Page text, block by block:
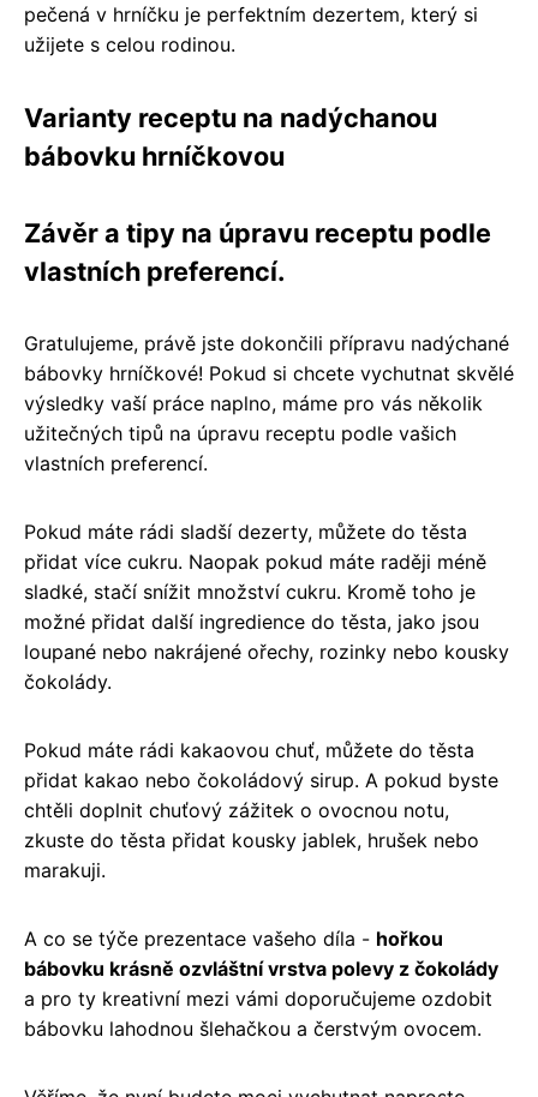
pečená v hrníčku je perfektním dezertem, který si
užijete s celou rodinou.
Varianty receptu na nadýchanou
bábovku hrníčkovou
Závěr a tipy na úpravu receptu podle
vlastních preferencí.
Gratulujeme, právě jste dokončili přípravu nadýchané
bábovky hrníčkové! Pokud si chcete vychutnat skvělé
výsledky vaší práce naplno, máme pro vás několik
užitečných tipů na úpravu receptu podle vašich
vlastních preferencí.
Pokud máte rádi sladší dezerty, můžete do těsta
přidat více cukru. Naopak pokud máte raději méně
sladké, stačí snížit množství cukru. Kromě toho je
možné přidat další ingredience do těsta, jako jsou
loupané nebo nakrájené ořechy, rozinky nebo kousky
čokolády.
Pokud máte rádi kakaovou chuť, můžete do těsta
přidat kakao nebo čokoládový sirup. A pokud byste
chtěli doplnit chuťový zážitek o ovocnou notu,
zkuste do těsta přidat kousky jablek, hrušek nebo
marakuji.
A co se týče prezentace vašeho díla - hořkou
bábovku krásně ozvláštní vrstva polevy z čokolády
a pro ty kreativní mezi vámi doporučujeme ozdobit
bábovku lahodnou šlehačkou a čerstvým ovocem.